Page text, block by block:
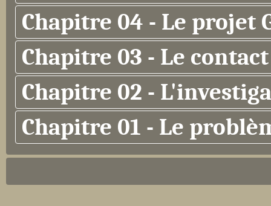
Chapitre 04 - Le projet
Chapitre 03 - Le contact
Chapitre 02 -
Chapitre 01 - Le